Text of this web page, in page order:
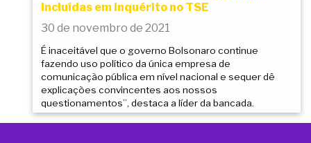
incluídas em inquérito no TSE
30 de novembro de 2021
É inaceitável que o governo Bolsonaro continue
fazendo uso político da única empresa de
comunicação pública em nível nacional e sequer dê
explicações convincentes aos nossos
questionamentos”, destaca a líder da bancada.